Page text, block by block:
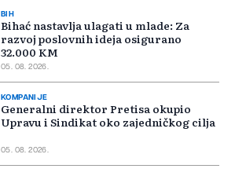
BIH
Bihać nastavlja ulagati u mlade: Za
razvoj poslovnih ideja osigurano
32.000 KM
05. 08. 2026.
KOMPANIJE
Generalni direktor Pretisa okupio
Upravu i Sindikat oko zajedničkog cilja
05. 08. 2026.